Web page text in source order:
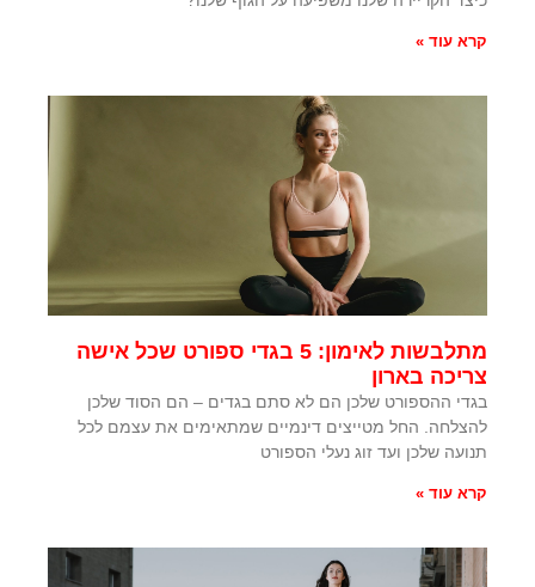
קרא עוד »
מתלבשות לאימון: 5 בגדי ספורט שכל אישה
צריכה בארון
בגדי ההספורט שלכן הם לא סתם בגדים – הם הסוד שלכן
להצלחה. החל מטייצים דינמיים שמתאימים את עצמם לכל
תנועה שלכן ועד זוג נעלי הספורט
קרא עוד »